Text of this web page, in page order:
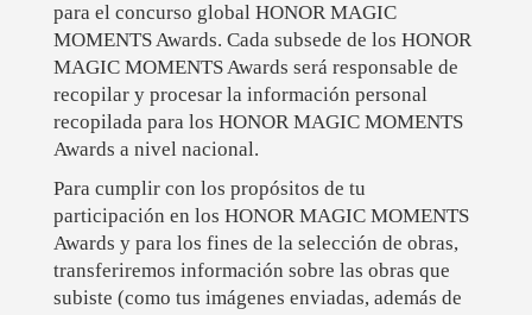
para el concurso global HONOR MAGIC
MOMENTS Awards. Cada subsede de los HONOR
MAGIC MOMENTS Awards será responsable de
recopilar y procesar la información personal
recopilada para los HONOR MAGIC MOMENTS
Awards a nivel nacional.
Para cumplir con los propósitos de tu
participación en los HONOR MAGIC MOMENTS
Awards y para los fines de la selección de obras,
transferiremos información sobre las obras que
subiste (como tus imágenes enviadas, además de